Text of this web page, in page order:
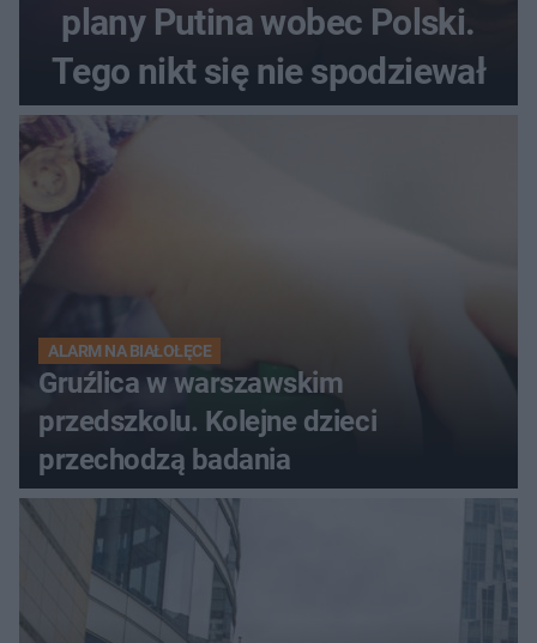
plany Putina wobec Polski.
Tego nikt się nie spodziewał
ALARM NA BIAŁOŁĘCE
Gruźlica w warszawskim
przedszkolu. Kolejne dzieci
przechodzą badania